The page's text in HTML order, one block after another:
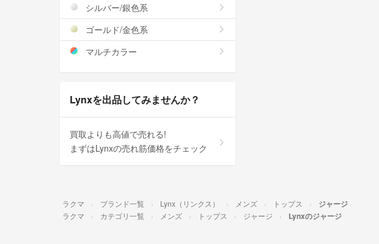
シルバー/銀色系
ゴールド/金色系
マルチカラー
Lynxを出品してみませんか？
買取よりも高値で売れる!
まずはLynxの売れ筋価格をチェック
ラクマ ブランド一覧 Lynx（リンクス） メンズ トップス ジャージ
ラクマ カテゴリ一覧 メンズ トップス ジャージ Lynxのジャージ